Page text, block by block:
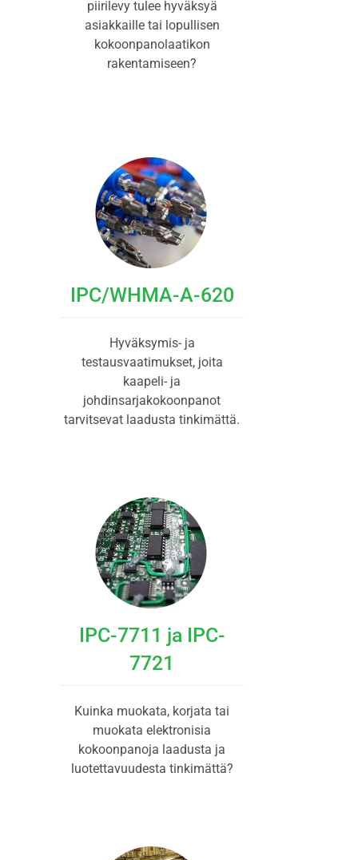
piirilevy tulee hyväksyä
asiakkaille tai lopullisen
kokoonpanolaatikon
rakentamiseen?
IPC/WHMA-A-620
Hyväksymis- ja
testausvaatimukset, joita
kaapeli- ja
johdinsarjakokoonpanot
tarvitsevat laadusta tinkimättä.
IPC-7711 ja IPC-
7721
Kuinka muokata, korjata tai
muokata elektronisia
kokoonpanoja laadusta ja
luotettavuudesta tinkimättä?